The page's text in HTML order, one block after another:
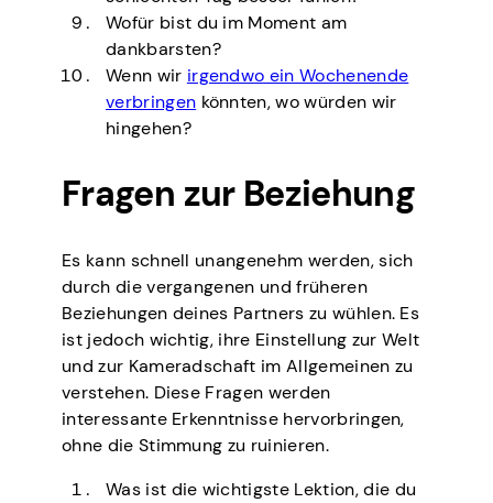
Wofür bist du im Moment am
dankbarsten?
Wenn wir irgendwo ein Wochenende
verbringen könnten, wo würden wir
hingehen?
Fragen zur Beziehung
Es kann schnell unangenehm werden, sich
durch die vergangenen und früheren
Beziehungen deines Partners zu wühlen. Es
ist jedoch wichtig, ihre Einstellung zur Welt
und zur Kameradschaft im Allgemeinen zu
verstehen. Diese Fragen werden
interessante Erkenntnisse hervorbringen,
ohne die Stimmung zu ruinieren.
Was ist die wichtigste Lektion, die du